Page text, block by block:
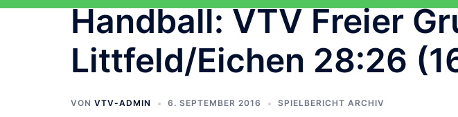
Handball: VTV Freier
Littfeld/Eichen 28:26
VON VTV-ADMIN 6. SEPTEMBER 2016 SPIELBERICHT ARCHIV